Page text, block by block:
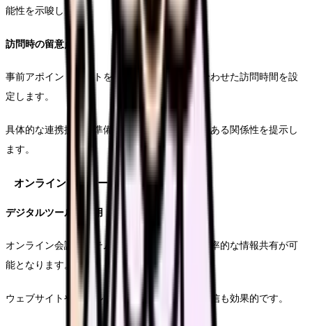
能性を示唆します。
訪問時の留意点
事前アポイントメントを取り、相手の都合に合わせた訪問時間を設
定します。
具体的な連携提案を準備し、双方にメリットのある関係性を提示し
ます。
オンラインアプローチの活用
デジタルツールの活用
オンライン会議システムを活用することで、効率的な情報共有が可
能となります。
ウェブサイトやメールマガジンを通じた情報発信も効果的です。